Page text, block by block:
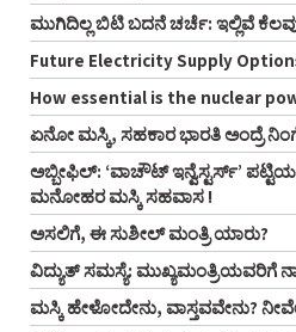
ಮುಗಿದಿಲ್ಲ ಬಿಟಿ ಬದನೆ ಚರ್ಚೆ: ಇಲ್ಲಿವೆ
Future Electricity Supply
How essential is the nuclear
ಏನೋ ಮಸ್ಕಿ, ಸಹಕಾರ ಭಾರತಿ ಅಂದ್ರೆ ನಿಂಗೆ
ಅಬ್ಬೀಫಿಲ್: ‘ವಾಚೌಟ್ ಇನ್ವೆಸ್ಟರ್ಸ್‌’
ಮನೋಹರ ಮಸ್ಕಿ ಸಹವಾಸ !
ಅಸಲಿಗೆ, ಈ ಸುಶೀಲ್ ಮಂತ್ರಿ ಯಾರು?
ವಿದ್ಯುತ್ ಸಮಸ್ಯೆ: ಮುಖ್ಯಮಂತ್ರಿಯವರಿಗೆ
ಮಸ್ಕಿ ಹೇಳೋದೇನು, ವಾಸ್ತವವೇನು?